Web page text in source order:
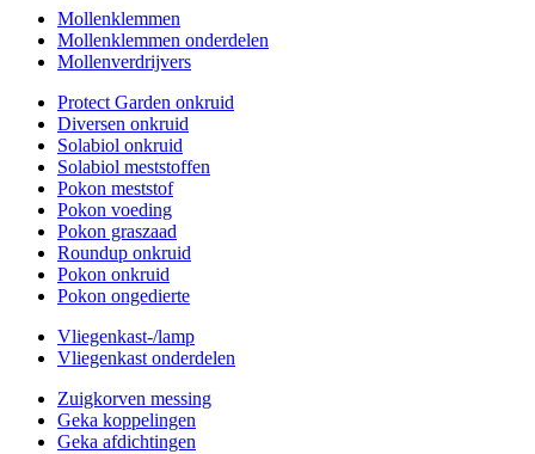
Mollenklemmen
Mollenklemmen onderdelen
Mollenverdrijvers
Protect Garden onkruid
Diversen onkruid
Solabiol onkruid
Solabiol meststoffen
Pokon meststof
Pokon voeding
Pokon graszaad
Roundup onkruid
Pokon onkruid
Pokon ongedierte
Vliegenkast-/lamp
Vliegenkast onderdelen
Zuigkorven messing
Geka koppelingen
Geka afdichtingen